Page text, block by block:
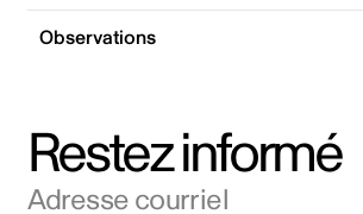
Observations
Restez informé